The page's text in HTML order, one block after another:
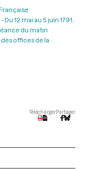
Du 12 mai au 5 juin 1791.
du matin
offices de la
TéléchargerPartager